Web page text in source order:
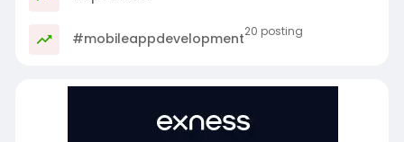
#mobileappdevelopment20 posting